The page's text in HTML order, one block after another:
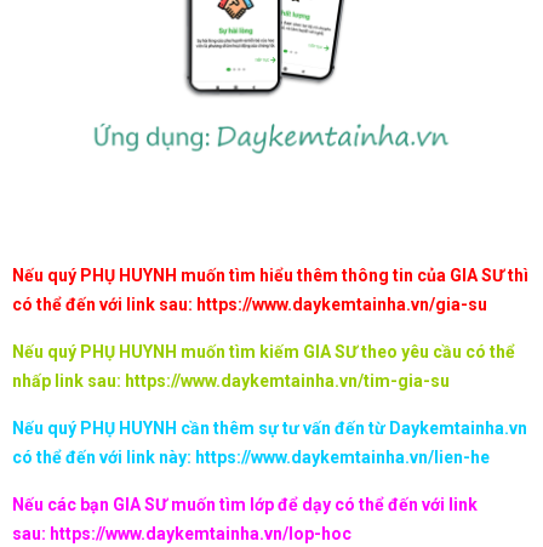
Nếu quý PHỤ HUYNH muốn tìm hiểu thêm thông tin của GIA SƯ thì
có thể đến với link sau: https://www.daykemtainha.vn/gia-su
Nếu quý PHỤ HUYNH muốn tìm kiếm GIA SƯ theo yêu cầu có thể
nhấp link sau: https://www.daykemtainha.vn/tim-gia-su
Nếu quý PHỤ HUYNH cần thêm sự tư vấn đến từ Daykemtainha.vn
có thể đến với link này: https://www.daykemtainha.vn/lien-he
Nếu các bạn GIA SƯ muốn tìm lớp để dạy có thể đến với link
sau: https://www.daykemtainha.vn/lop-hoc